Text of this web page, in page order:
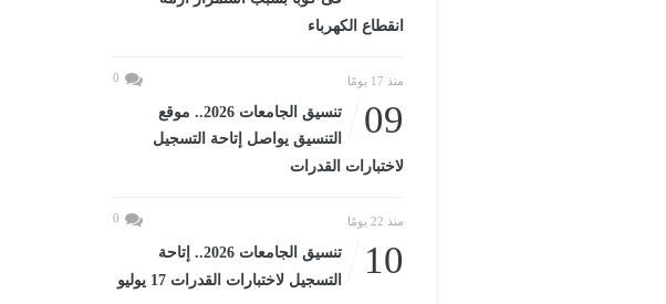
انقطاع الكهرباء
منذ 17 يومًا 0
09
تنسيق الجامعات 2026.. موقع
التنسيق يواصل إتاحة التسجيل
لاختبارات القدرات
منذ 22 يومًا 0
10
تنسيق الجامعات 2026.. إتاحة
التسجيل لاختبارات القدرات 17 يوليو